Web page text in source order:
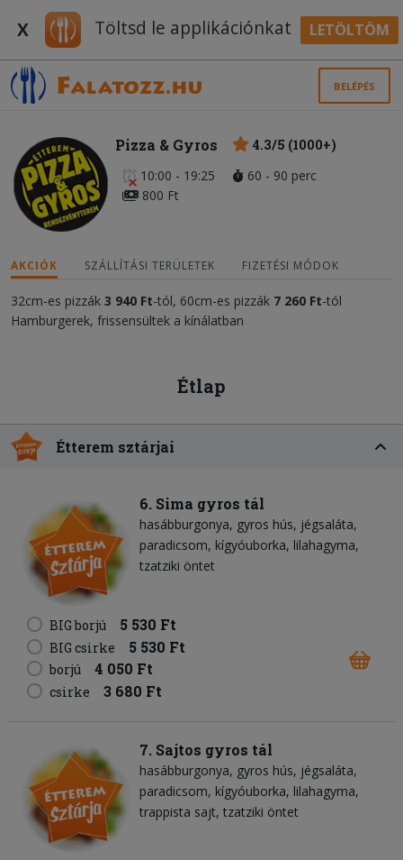
X Töltsd le applikációnkat LETÖLTÖM
BELÉPÉS
Pizza & Gyros
4.3/5 (1000+)
10:00 - 19:25
60 - 90 perc
800 Ft
AKCIÓK SZÁLLÍTÁSI TERÜLETEK FIZETÉSI MÓDOK
32cm-es pizzák 3 940 Ft-tól, 60cm-es pizzák 7 260 Ft-tól
Hamburgerek, frissensültek a kínálatban
Étlap
Étterem sztárjai
6. Sima gyros tál
hasábburgonya gyros hús jégsaláta
paradicsom kígyóuborka lilahagyma
tzatziki öntet
BIG borjú 5 530 Ft
BIG csirke 5 530 Ft
borjú 4 050 Ft
csirke 3 680 Ft
7. Sajtos gyros tál
hasábburgonya gyros hús jégsaláta
paradicsom kígyóuborka lilahagyma
trappista sajt tzatziki öntet